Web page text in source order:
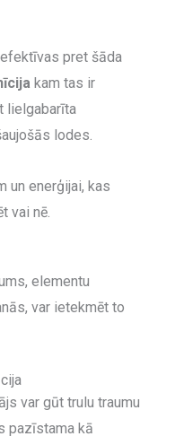
pret šāda
kam tas ir
lielgabarīta
lodes.
un enerģijai, kas
vai nē.
elementu
var ietekmēt to
var gūt trulu traumu
pazīstama kā